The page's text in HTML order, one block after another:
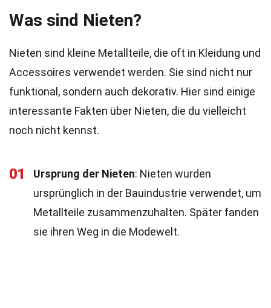
Was sind Nieten?
Nieten sind kleine Metallteile, die oft in Kleidung und
Accessoires verwendet werden. Sie sind nicht nur
funktional, sondern auch dekorativ. Hier sind einige
interessante Fakten über Nieten, die du vielleicht
noch nicht kennst.
01 Ursprung der Nieten: Nieten wurden
ursprünglich in der Bauindustrie verwendet, um
Metallteile zusammenzuhalten. Später fanden
sie ihren Weg in die Modewelt.